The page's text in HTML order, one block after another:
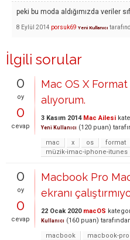
peki bu moda aldığımızda veriler
8 Eylül 2014 porsuk69 Yeni Kullanıcı
İlgili sorular
0
oy
0
cevap
Mac OS X
alıyorum.
3 Kasım 2014 Mac Ailesi
Yeni Kullanıcı (120 puan)
mac
x os format
müzik-imac-iphone-itunes
0
oy
0
cevap
Macbook Pro
ekranı
22 Ocak 2020 macOS
Kullanıcı (160 puan)
macbook
macbook-pro